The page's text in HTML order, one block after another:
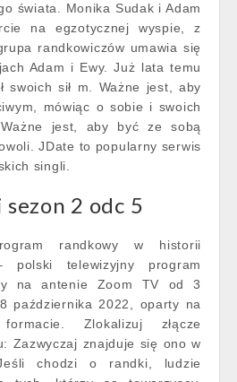
świata. Monika Sudak i Adam
na egzotycznej wyspie, z
randkowiczów umawia się
Adam i Ewy. Już lata temu
swoich sił m. Ważne jest, aby
mówiąc o sobie i swoich
jest, aby być ze sobą
JDate to popularny serwis
singli.
2 odc 5
randkowy w historii
polski telewizyjny program
na antenie Zoom TV od 3
października 2022, oparty na
formacie. Zlokalizuj złącze
Zazwyczaj znajduje się ono w
chodzi o randki, ludzie